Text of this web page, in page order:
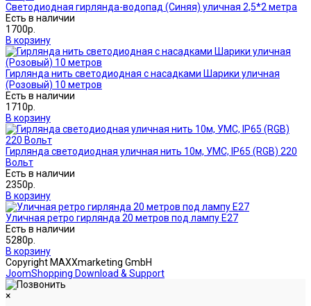
Светодиодная гирлянда-водопад (Синяя) уличная 2,5*2 метра
Есть в наличии
1700р.
В корзину
Гирлянда нить светодиодная с насадками Шарики уличная
(Розовый) 10 метров
Есть в наличии
1710р.
В корзину
Гирлянда светодиодная уличная нить 10м, УМС, IP65 (RGB) 220
Вольт
Есть в наличии
2350р.
В корзину
Уличная ретро гирлянда 20 метров под лампу Е27
Есть в наличии
5280р.
В корзину
Copyright MAXXmarketing GmbH
JoomShopping Download & Support
×